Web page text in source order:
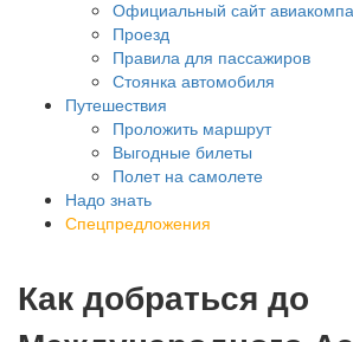
Официальный сайт
Проезд
Правила для пассажиров
Стоянка автомобиля
Путешествия
Проложить маршрут
Выгодные билеты
Полет на самолете
Надо знать
Спецпредложения
Как добраться до